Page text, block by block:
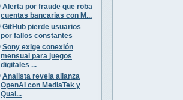
Alerta por fraude que roba
cuentas bancarias con M...
GitHub pierde usuarios
por fallos constantes
Sony exige conexión
mensual para juegos
digitales ...
Analista revela alianza
OpenAI con MediaTek y
Qual...